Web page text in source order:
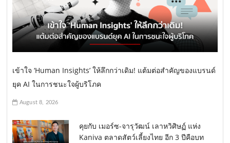
เข้าใจ ‘Human Insights’ ให้ลึกกว่าเดิม! แต้มต่อสำคัญของแบรนด์
ยุค AI ในการชนะใจผู้บริโภค
August 8, 2026
คุยกับ เมอร์ซ-จารุวัฒน์ เลาหวิศิษฏ์ แห่ง
Kaniva ตลาดสัตว์เลี้ยงไทย อีก 3 ปีคือบท